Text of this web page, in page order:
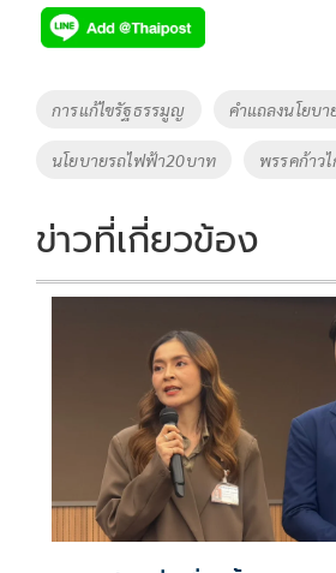
e
b
o
k
tt
er
p
y
Li
n
k
Tags
การแก้ไขรัฐธรรมูญ คำแถลงนโยบ
นโยบายรถไฟฟ้า20บาท พรรคก้าว
ข่าวที่เกี่ยวข้อง